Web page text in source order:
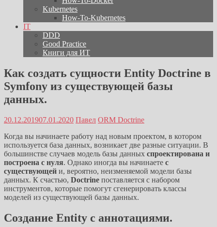
Kubernetes
How-To-Kubernetes
IT
DDD
Good Practice
Книги для ИТ
Как создать сущности Entity Doctrine в
Symfony из существующей базы
данных.
20.12.201907.01.2020 Павел ORM Doctrine
Когда вы начинаете работу над новым проектом, в котором
используется база данных, возникает две разные ситуации. В
большинстве случаев модель базы данных спроектирована и
построена с нуля. Однако иногда вы начинаете с
существующей и, вероятно, неизменяемой модели базы
данных. К счастью, Doctrine поставляется с набором
инструментов, которые помогут сгенерировать классы
моделей из существующей базы данных.
Создание Entity с аннотациями.